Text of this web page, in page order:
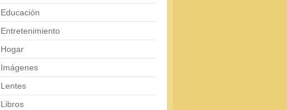
Educación
Entretenimiento
Hogar
Imágenes
Lentes
Libros